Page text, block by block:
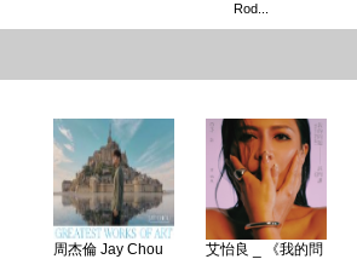
Rod...
周杰倫 Jay Chou
艾怡良 _ 《我的問